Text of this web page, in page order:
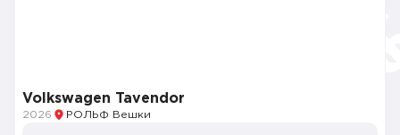
Volkswagen Tavendor
2026 РОЛЬФ Вешки